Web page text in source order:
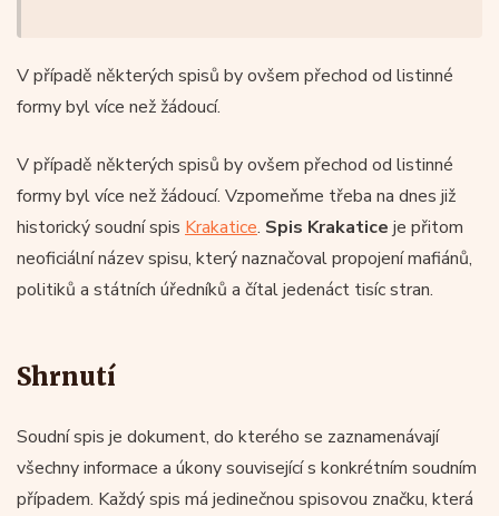
V případě některých spisů by ovšem přechod od listinné
formy byl více než žádoucí.
V případě některých spisů by ovšem přechod od listinné
formy byl více než žádoucí. Vzpomeňme třeba na dnes již
historický soudní spis Krakatice. Spis Krakatice je přitom
neoficiální název spisu, který naznačoval propojení mafiánů,
politiků a státních úředníků a čítal jedenáct tisíc stran.
Shrnutí
Soudní spis je dokument, do kterého se zaznamenávají
všechny informace a úkony související s konkrétním soudním
případem. Každý spis má jedinečnou spisovou značku, která